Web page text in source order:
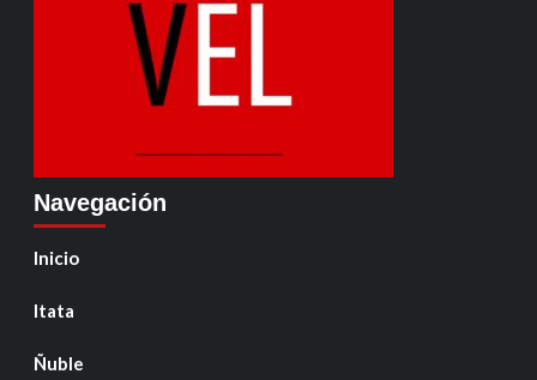
Navegación
Inicio
Itata
Ñuble